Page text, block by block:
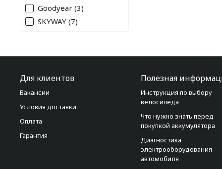
Goodyear (3)
SKYWAY (7)
Для клиентов
Вакансии
Условия доставки
Оплата
Гарантия
Полезная
Инструкция по выбору
велосипеда
Что нужно знать перед
покупкой аккумулятора
Диагностика
электрооборудования
автомобиля